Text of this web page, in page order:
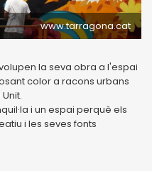
www.tarragona.cat
la seva obra a l'espai
color a racons urbans
i un espai perquè els
i les seves fonts